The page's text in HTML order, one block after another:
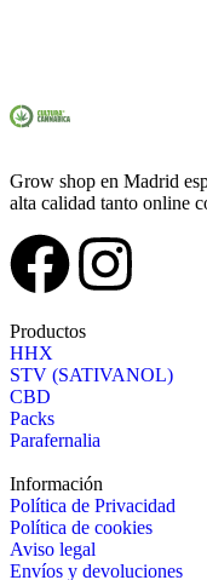
Grow shop en Madrid
alta calidad tanto online
Productos
HHX
STV (SATIVANOL)
CBD
Packs
Parafernalia
Información
Política de Privacidad
Política de cookies
Aviso legal
Envíos y devoluciones